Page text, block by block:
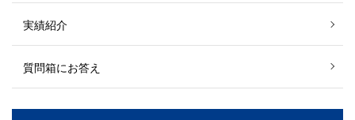
実績紹介
質問箱にお答え